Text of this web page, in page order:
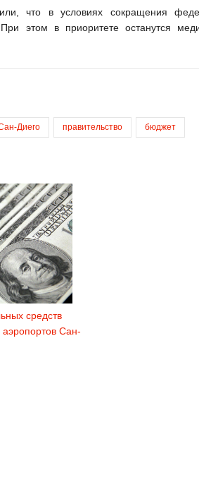
что в условиях сокращения
этом в приоритете останутся
Диего правительство бюджет
средств
аэропортов Сан-